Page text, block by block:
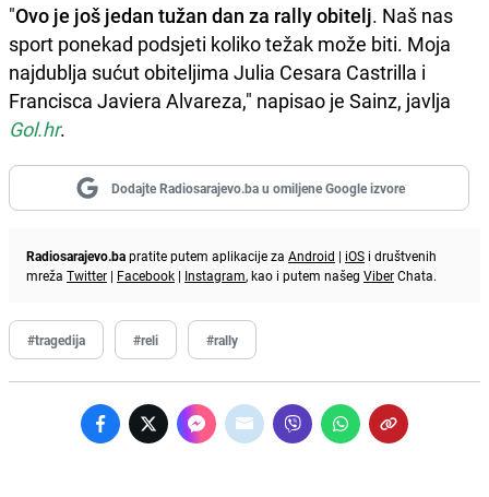
"Ovo je još jedan tužan dan za rally obitelj. Naš nas
sport ponekad podsjeti koliko težak može biti. Moja
najdublja sućut obiteljima Julia Cesara Castrilla i
Francisca Javiera Alvareza," napisao je Sainz, javlja
Gol.hr.
Dodajte Radiosarajevo.ba u omiljene Google izvore
Radiosarajevo.bapratite putem aplikacije za Android | iOS i društvenih
mreža Twitter | Facebook | Instagram, kao i putem našeg ViberChata.
#tragedija #reli #rally